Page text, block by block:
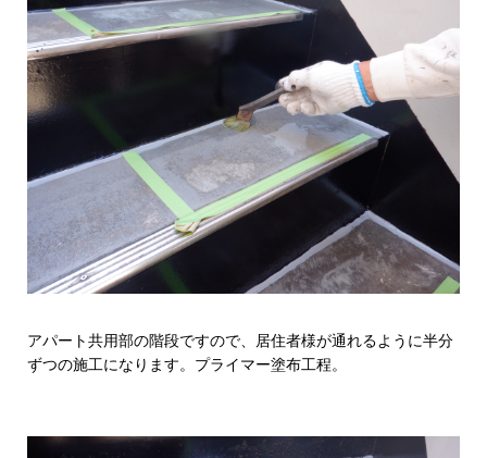
アパート共用部の階段ですので、居住者様が通れるように半分
ずつの施工になります。プライマー塗布工程。